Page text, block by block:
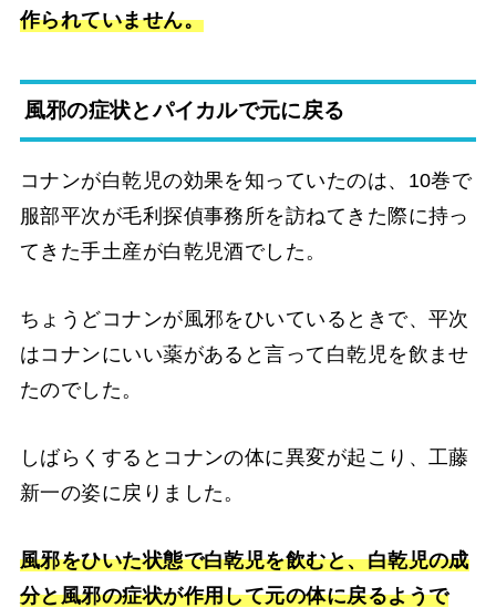
作られていません。
風邪の症状とパイカルで元に戻る
コナンが白乾児の効果を知っていたのは、10巻で
服部平次が毛利探偵事務所を訪ねてきた際に持っ
てきた手土産が白乾児酒でした。
ちょうどコナンが風邪をひいているときで、平次
はコナンにいい薬があると言って白乾児を飲ませ
たのでした。
しばらくするとコナンの体に異変が起こり、工藤
新一の姿に戻りました。
風邪をひいた状態で白乾児を飲むと、白乾児の成
分と風邪の症状が作用して元の体に戻るようで